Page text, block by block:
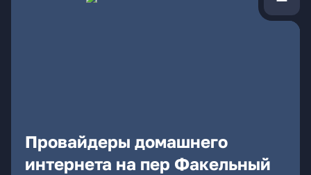
Провайдеры домашнего
интернета на пер Факельный